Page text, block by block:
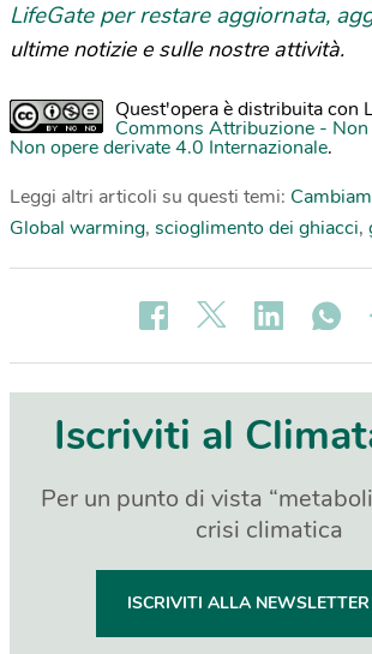
LifeGate per restare aggiornata,
ultime notizie e sulle nostre attività.
Quest'opera è distribuita con
Commons Attribuzione -
Non opere derivate 4.0 Internazionale.
Leggi altri articoli su questi temi:
Global warming, scioglimento dei ghiacci,
Iscriviti al
Per un punto di vista
crisi climatica
ISCRIVITI ALLA NEWSLETTER